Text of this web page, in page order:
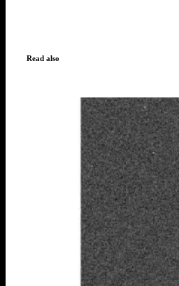
Read also